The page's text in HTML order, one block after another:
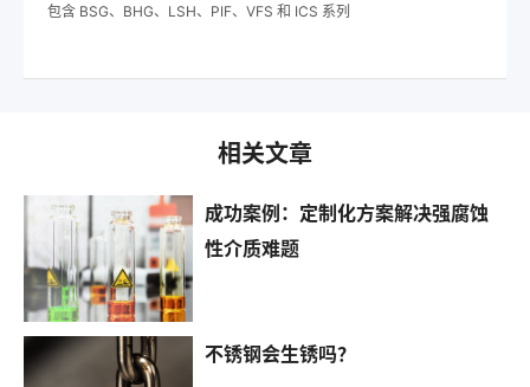
包含 BSG、BHG、LSH、PIF、VFS 和 ICS 系列
相关文章
成功案例：定制化方案解决强腐蚀
性介质难题
不锈钢会生锈吗？